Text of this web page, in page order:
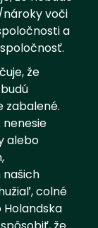
voči
a
že
zabalené.
alebo
colné